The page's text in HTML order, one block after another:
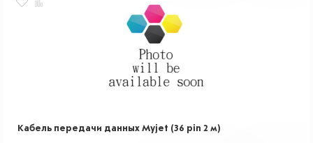
Кабель передачи данных Myjet (36 pin 2 м)